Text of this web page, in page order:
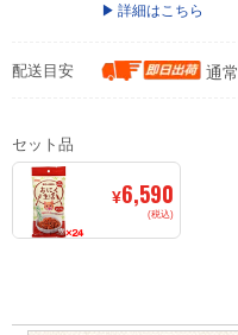
詳細はこちら
配送目安 通常
セット品
¥6,590
(税込)